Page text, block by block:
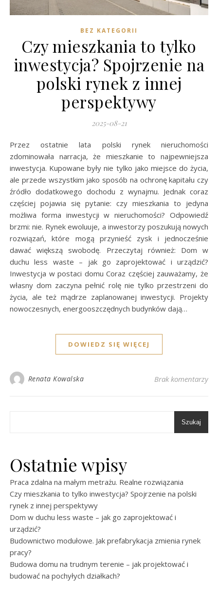
BEZ KATEGORII
Czy mieszkania to tylko
inwestycja? Spojrzenie na
polski rynek z innej
perspektywy
2025-08-21
Przez ostatnie lata polski rynek nieruchomości
zdominowała narracja, że mieszkanie to najpewniejsza
inwestycja. Kupowane były nie tylko jako miejsce do życia,
ale przede wszystkim jako sposób na ochronę kapitału czy
źródło dodatkowego dochodu z wynajmu. Jednak coraz
częściej pojawia się pytanie: czy mieszkania to jedyna
możliwa forma inwestycji w nieruchomości? Odpowiedź
brzmi: nie. Rynek ewoluuje, a inwestorzy poszukują nowych
rozwiązań, które mogą przynieść zysk i jednocześnie
dawać większą swobodę. Przeczytaj również: Dom w
duchu less waste – jak go zaprojektować i urządzić?
Inwestycja w postaci domu Coraz częściej zauważamy, że
własny dom zaczyna pełnić rolę nie tylko przestrzeni do
życia, ale też mądrze zaplanowanej inwestycji. Projekty
nowoczesnych, energooszczędnych budynków dają…
DOWIEDZ SIĘ WIĘCEJ
Renata Kowalska Brak komentarzy
Szukaj
Ostatnie wpisy
Praca zdalna na małym metrażu. Realne rozwiązania
Czy mieszkania to tylko inwestycja? Spojrzenie na polski
rynek z innej perspektywy
Dom w duchu less waste – jak go zaprojektować i
urządzić?
Budownictwo modułowe. Jak prefabrykacja zmienia rynek
pracy?
Budowa domu na trudnym terenie – jak projektować i
budować na pochyłych działkach?